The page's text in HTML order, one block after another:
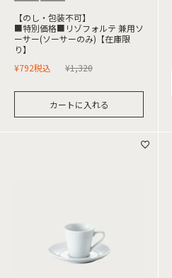
【のし・包装不可】
■特別価格■リゾフォルテ 兼用ソ
ーサー(ソーサーのみ)【在庫限
り】
¥1,320
¥792税込
カートに入れる